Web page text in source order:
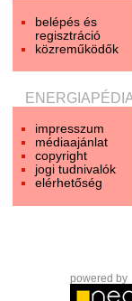
belépés és
regisztráció
közreműködők
impresszum
médiaajánlat
copyright
jogi tudnivalók
elérhetőség
powered by